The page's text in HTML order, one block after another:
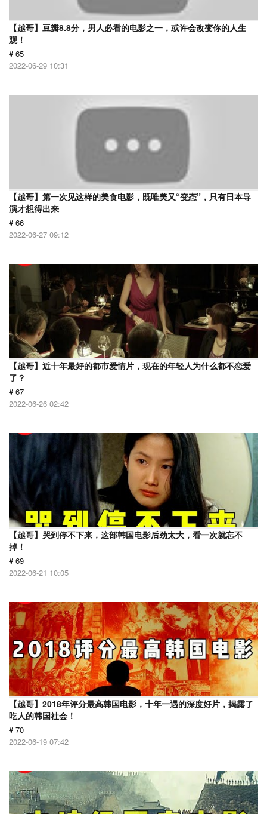
【越哥】豆瓣8.8分，男人必看的电影之一，或许会改变你的人生
观！
# 65
2022-06-29 10:31
【越哥】第一次见这样的美食电影，既唯美又“变态”，只有日本导
演才想得出来
# 66
2022-06-27 09:12
【越哥】近十年最好的都市爱情片，现在的年轻人为什么都不恋爱
了？
# 67
2022-06-26 02:42
【越哥】哭到停不下来，这部韩国电影后劲太大，看一次就忘不
掉！
# 69
2022-06-21 10:05
【越哥】2018年评分最高韩国电影，十年一遇的深度好片，揭露了
吃人的韩国社会！
# 70
2022-06-19 07:42